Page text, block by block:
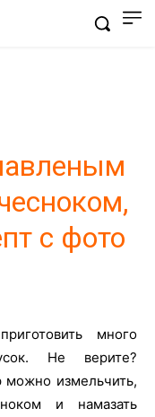
с фото
много
Не верите?
измельчить,
и намазать